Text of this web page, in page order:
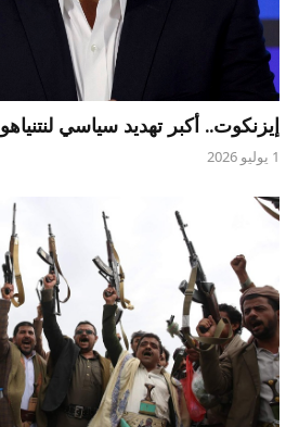
إيزنكوت.. أكبر تهديد سياسي لنتنياهو
1 يوليو 2026